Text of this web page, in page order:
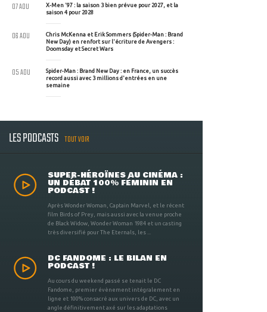
X-Men '97 : la saison 3 bien prévue pour 2027, et la
saison 4 pour 2028
07 AOU
Chris McKenna et Erik Sommers (Spider-Man : Brand
New Day) en renfort sur l'écriture de Avengers :
Doomsday et Secret Wars
06 AOU
Spider-Man : Brand New Day : en France, un succès
record aussi avec 3 millions d'entrées en une
semaine
05 AOU
LES PODCASTS TOUT VOIR
SUPER-HÉROÏNES AU CINÉMA :
UN DÉBAT 100% FÉMININ EN
PODCAST !
Après Wonder Woman, Captain Marvel, et le récent
film Birds of Prey, mais aussi avec la venue proche
de Black Widow, Wonder Woman 1984 et un casting
très diversifié pour The Eternals, les ...
DC FANDOME : LE BILAN EN
PODCAST !
Au cours du weekend passé se tenait le DC
Fandome, premier évènement intégralement en
ligne et 100% consacré aux univers de DC, avec un
angle définitivement axé sur les adaptations